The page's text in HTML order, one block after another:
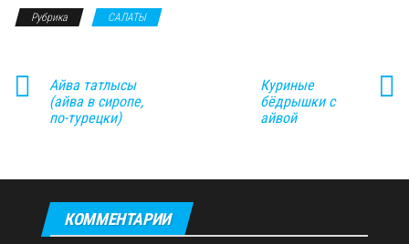
Рубрика САЛАТЫ
Айва татлысы
(айва в сиропе,
по-турецки)
Куриные
бёдрышки с
айвой
КОММЕНТАРИИ